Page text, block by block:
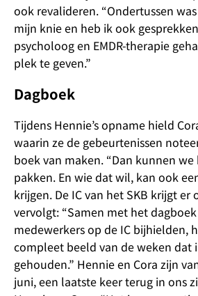
ook revalideren. “Ondertussen
mijn knie en heb ik ook
psycholoog en EMDR-therapie
plek te geven.”
Dagboek
Tijdens Hennie’s opname hield
waarin ze de gebeurtenissen
boek van maken. “Dan kunnen
pakken. En wie dat wil, kan ook
krijgen. De IC van het SKB krijgt er
vervolgt: “Samen met het
medewerkers op de IC bijhielden,
compleet beeld van de weken dat
gehouden.” Hennie en Cora zijn
juni, een laatste keer terug in ons